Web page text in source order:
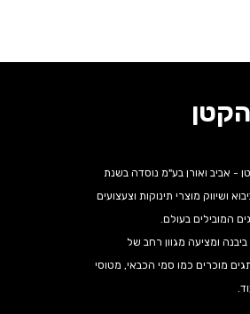
- אביב ואורן בע"מ נוסדה בשנת
ביבוא ושיווק מוצרי תינוקות וצעצועים
המובילים בעולם.
ומציעה מגוון רחב של
מוכרים כמו סמי הכבאי, מטוסי